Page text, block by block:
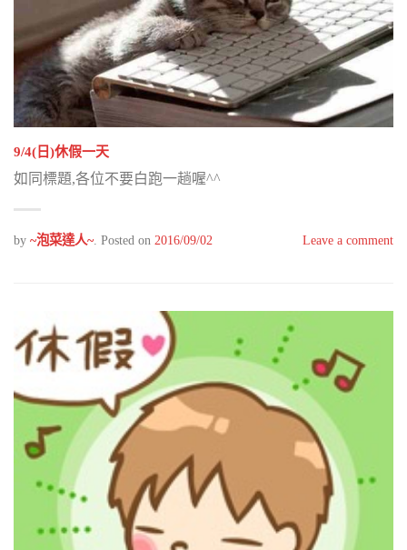
9/4(日)休假一天
如同標題,各位不要白跑一趟喔^^
by ~泡菜達人~ Posted on 2016/09/02 Leave a comment